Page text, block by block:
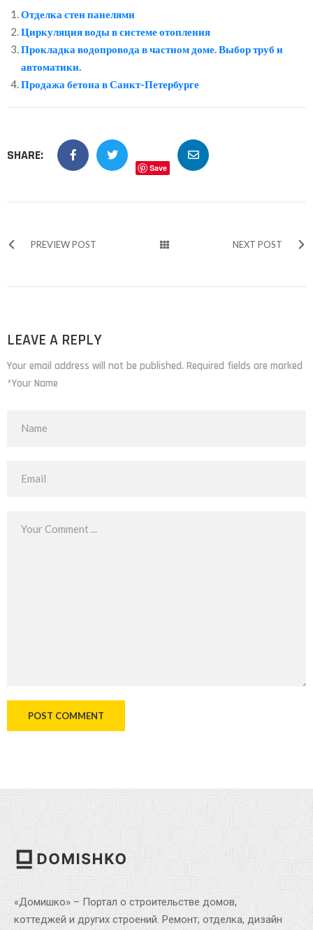
Отделка стен панелями
Циркуляция воды в системе отопления
Прокладка водопровода в частном доме. Выбор труб и
автоматики.
Продажа бетона в Санкт-Петербурге
SHARE:
Save
PREVIEW POST NEXT POST
LEAVE A REPLY
Your email address will not be published. Required fields are marked
*Your Name
«Домишко» – Портал о строительстве домов,
коттеджей и других строений. Ремонт, отделка, дизайн